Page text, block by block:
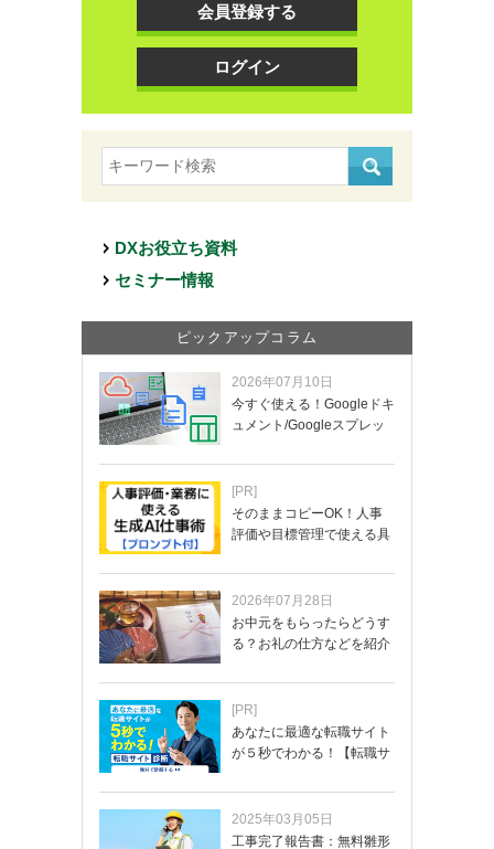
会員登録する
ログイン
DXお役立ち資料
セミナー情報
ピックアップコラム
2026年07月10日
今すぐ使える！Googleドキ
ュメント/Googleスプレッ
[PR]
そのままコピーOK！人事
評価や目標管理で使える具
2026年07月28日
お中元をもらったらどうす
る？お礼の仕方などを紹介
[PR]
あなたに最適な転職サイト
が５秒でわかる！【転職サ
2025年03月05日
工事完了報告書：無料雛形